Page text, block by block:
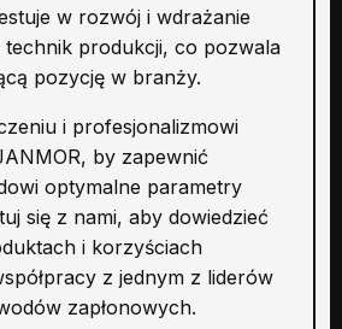
w rozwój i wdrażanie
produkcji, co pozwala
pozycję w branży.
i profesjonalizmowi
by zapewnić
optymalne parametry
się z nami, aby dowiedzieć
i korzyściach
z jednym z liderów
zapłonowych.